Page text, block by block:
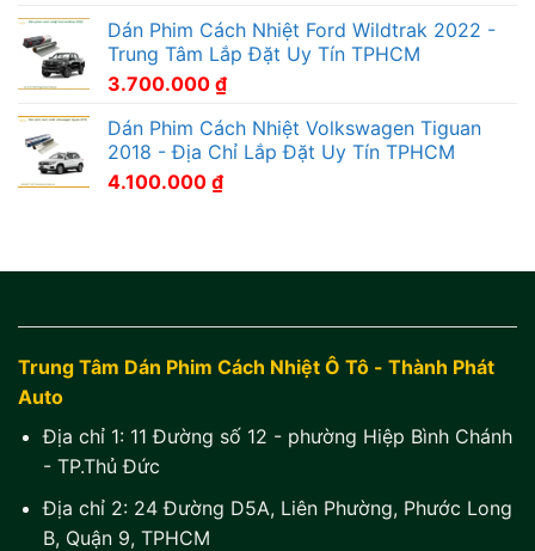
Dán Phim Cách Nhiệt Ford Wildtrak 2022 -
Trung Tâm Lắp Đặt Uy Tín TPHCM
3.700.000 ₫
Dán Phim Cách Nhiệt Volkswagen Tiguan
2018 - Địa Chỉ Lắp Đặt Uy Tín TPHCM
4.100.000 ₫
Trung Tâm Dán Phim Cách Nhiệt Ô Tô - Thành Phát
Auto
Địa chỉ 1: 11 Đường số 12 - phường Hiệp Bình Chánh
- TP.Thủ Đức
Địa chỉ 2: 24 Đường D5A, Liên Phường, Phước Long
B, Quận 9, TPHCM